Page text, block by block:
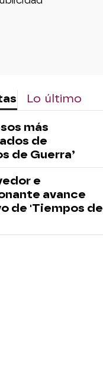
Lo último
más
de
de Guerra’
e
avance
de 'Tiempos de